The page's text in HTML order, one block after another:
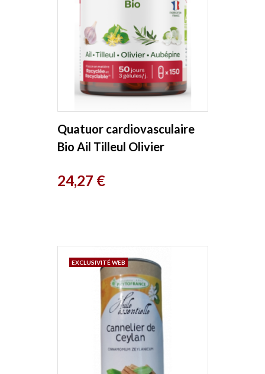
Quatuor cardiovasculaire
Bio Ail Tilleul Olivier
Diet
Prix
24,27 €
EXCLUSIVITÉ WEB